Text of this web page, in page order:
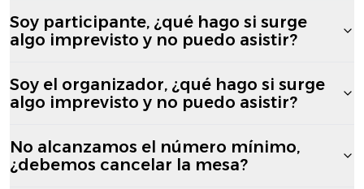
Soy participante, ¿qué hago si surge
algo imprevisto y no puedo asistir?
Soy el organizador, ¿qué hago si surge
algo imprevisto y no puedo asistir?
No alcanzamos el número mínimo,
¿debemos cancelar la mesa?